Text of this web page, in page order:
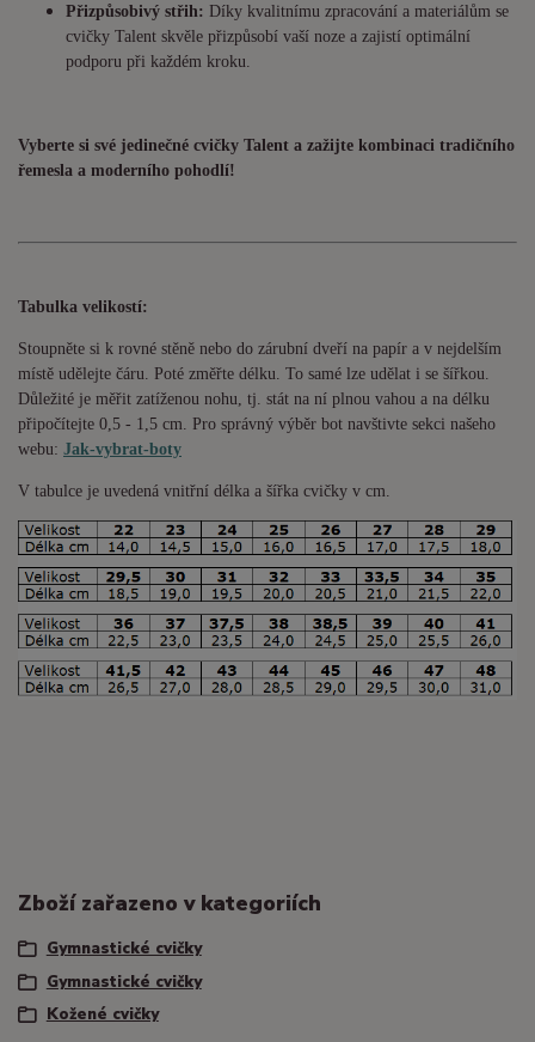
Přizpůsobivý střih: Díky kvalitnímu zpracování a materiálům se
cvičky Talent skvěle přizpůsobí vaší noze a zajistí optimální
podporu při každém kroku.
Vyberte si své jedinečné cvičky Talent a zažijte kombinaci tradičního
řemesla a moderního pohodlí!
Tabulka velikostí:
Stoupněte si k rovné stěně nebo do zárubní dveří na papír a v nejdelším
místě udělejte čáru. Poté změřte délku. To samé lze udělat i se šířkou.
Důležité je měřit zatíženou nohu, tj. stát na ní plnou vahou a na délku
připočítejte 0,5 - 1,5 cm. Pro správný výběr bot navštivte sekci našeho
webu: Jak-vybrat-boty
V tabulce je uvedená vnitřní délka a šířka cvičky v cm.
Zboží zařazeno v kategoriích
Gymnastické cvičky
Gymnastické cvičky
Kožené cvičky